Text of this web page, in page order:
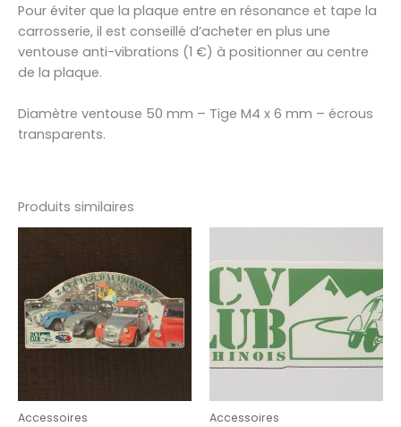
Pour éviter que la plaque entre en résonance et tape la
carrosserie, il est conseillé d’acheter en plus une
ventouse anti-vibrations (1 €) à positionner au centre
de la plaque.
Diamètre ventouse 50 mm – Tige M4 x 6 mm – écrous
transparents.
Produits similaires
Accessoires Accessoires